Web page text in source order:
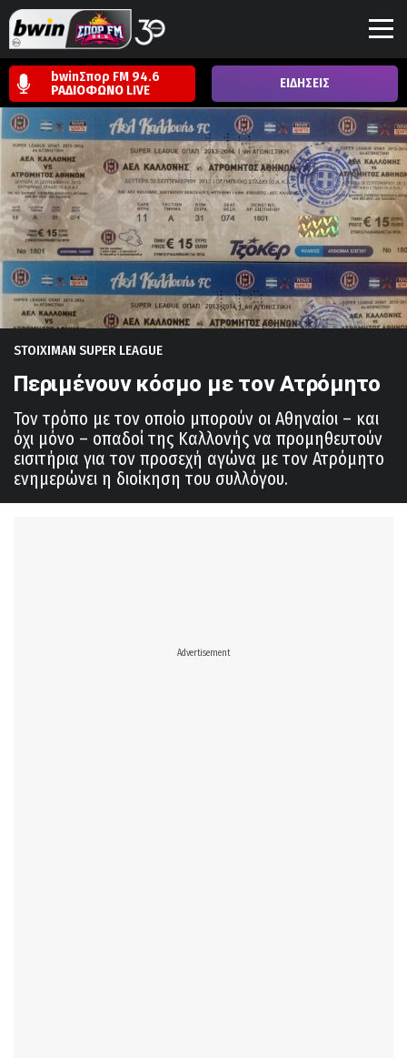
bwinΣπορ FM 94.6
ΡΑΔΙΟΦΩΝΟ LIVE ΕΙΔΗΣΕΙΣ
STOIXIMAN SUPER LEAGUE
Περιμένουν κόσμο με τον Ατρόμητο
Τον τρόπο με τον οποίο μπορούν οι Αθηναίοι – και
όχι μόνο – οπαδοί της Καλλονής να προμηθευτούν
εισιτήρια για τον προσεχή αγώνα με τον Ατρόμητο
ενημερώνει η διοίκηση του συλλόγου.